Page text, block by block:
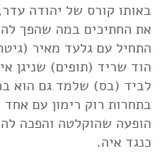
באותו קורס של יהודה
את החתיכים במה שהפך
התחיל עם גלעד מאיר
הוד שריד (תופים) שניגן
לביד (בס) שלמד גם הוא
בתחרות רוק רימון עם אחד
הופעה שהוקלטה והפכה
כנגד איה.